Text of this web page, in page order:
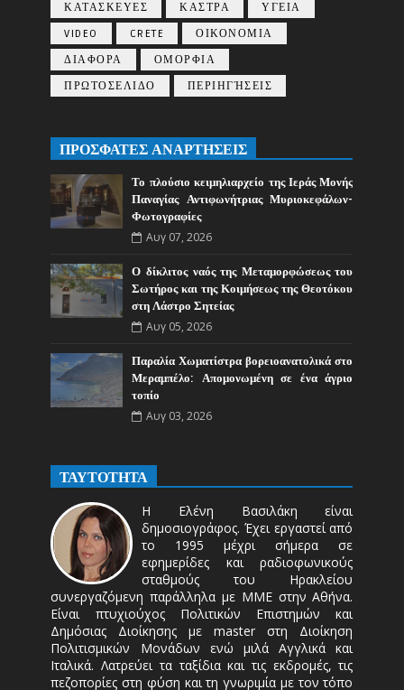
ΚΑΤΑΣΚΕΥΕΣ
ΚΑΣΤΡΑ
ΥΓΕΙΑ
VIDEO
CRETE
ΟΙΚΟΝΟΜΙΑ
ΔΙΑΦΟΡΑ
ΟΜΟΡΦΙΑ
ΠΡΩΤΟΣΕΛΙΔΟ
ΠΕΡΙΗΓΉΣΕΙΣ
ΠΡΟΣΦΑΤΕΣ ΑΝΑΡΤΗΣΕΙΣ
Το πλούσιο κειμηλιαρχείο της Ιεράς Μονής
Παναγίας Αντιφωνήτριας Μυριοκεφάλων-
Φωτογραφίες
Αυγ 07, 2026
Ο δίκλιτος ναός της Μεταμορφώσεως του
Σωτήρος και της Κοιμήσεως της Θεοτόκου
στη Λάστρο Σητείας
Αυγ 05, 2026
Παραλία Χωματίστρα βορειοανατολικά στο
Μεραμπέλο: Απομονωμένη σε ένα άγριο
τοπίο
Αυγ 03, 2026
ΤΑΥΤΟΤΗΤΑ
Η Ελένη Βασιλάκη είναι
δημοσιογράφος. Έχει εργαστεί από
το 1995 μέχρι σήμερα σε
εφημερίδες και ραδιοφωνικούς
σταθμούς του Ηρακλείου
συνεργαζόμενη παράλληλα με ΜΜΕ στην Αθήνα.
Είναι πτυχιούχος Πολιτικών Επιστημών και
Δημόσιας Διοίκησης με master στη Διοίκηση
Πολιτισμικών Μονάδων ενώ μιλά Αγγλικά και
Ιταλικά. Λατρεύει τα ταξίδια και τις εκδρομές, τις
πεζοπορίες στη φύση και τη γνωριμία με τον τόπο